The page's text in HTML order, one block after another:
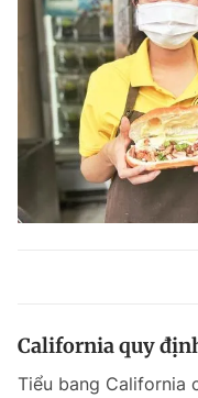
California quy
Tiểu bang California